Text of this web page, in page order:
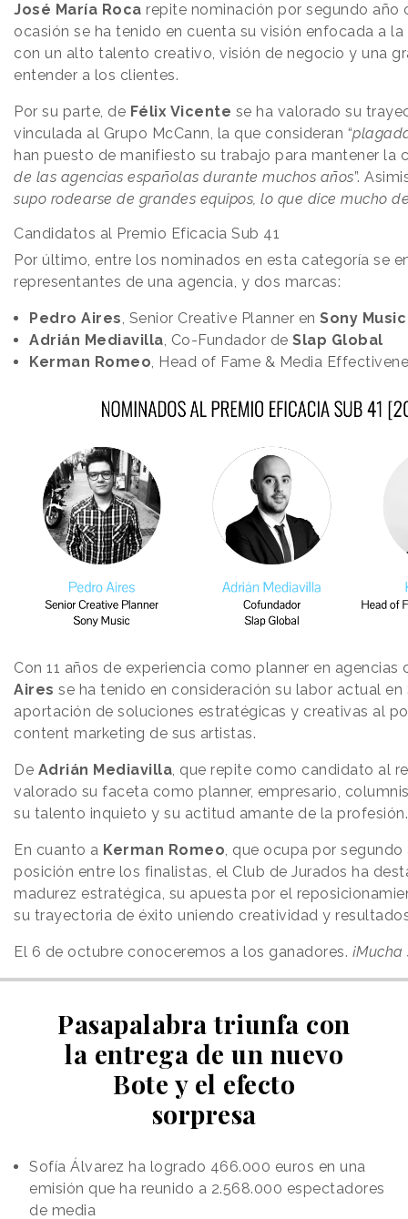
José María Roca repite nominación por segundo año
ocasión se ha tenido en cuenta su visión enfocada a
con un alto talento creativo, visión de negocio y una
entender a los clientes.
Por su parte, de Félix Vicente se ha valorado su
vinculada al Grupo McCann, la que consideran “
han puesto de manifiesto su trabajo para mantener la
de las agencias españolas durante muchos años”.
supo rodearse de grandes equipos, lo que dice mucho
Candidatos al Premio Eficacia Sub 41
Por último, entre los nominados en esta categoría se
representantes de una agencia, y dos marcas:
Pedro Aires, Senior Creative Planner en Sony Music
Adrián Mediavilla, Co-Fundador de Slap Global
Kerman Romeo, Head of Fame & Media
Con 11 años de experiencia como planner en agencias
Aires se ha tenido en consideración su labor actual en
aportación de soluciones estratégicas y creativas al
content marketing de sus artistas.
De Adrián Mediavilla, que repite como candidato al
valorado su faceta como planner, empresario,
su talento inquieto y su actitud amante de la profesión.
En cuanto a Kerman Romeo, que ocupa por
posición entre los finalistas, el Club de Jurados ha
madurez estratégica, su apuesta por el
su trayectoria de éxito uniendo creatividad y
El 6 de octubre conoceremos a los ganadores.
Pasapalabra triunfa con
la entrega de un nuevo
Bote y el efecto
sorpresa
Sofía Álvarez ha logrado 466.000 euros en una
emisión que ha reunido a 2.568.000 espectadores
de media